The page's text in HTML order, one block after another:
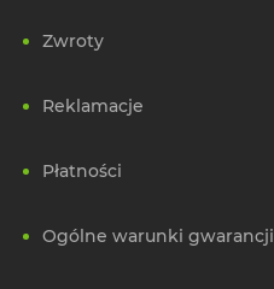
Zwroty
Reklamacje
Płatności
Ogólne warunki gwarancji